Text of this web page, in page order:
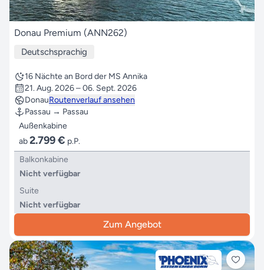
Donau Premium (ANN262)
Deutschsprachig
16 Nächte an Bord der MS Annika
21. Aug. 2026 – 06. Sept. 2026
DonauRoutenverlauf ansehen
Passau → Passau
Außenkabine
ab2.799 € p.P.
Balkonkabine
Nicht verfügbar
Suite
Nicht verfügbar
Zum Angebot